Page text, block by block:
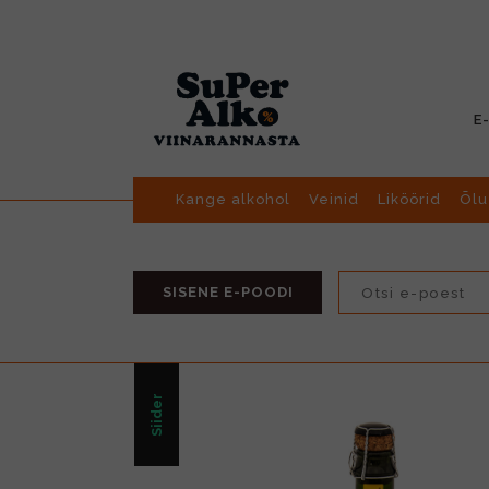
Kange alkohol Veinid Liköörid Õlu
SISENE E-POODI
Siider